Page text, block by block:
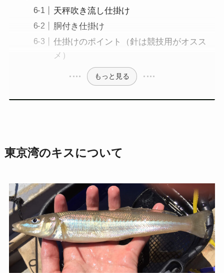
天秤吹き流し仕掛け
胴付き仕掛け
仕掛けのポイント（針は競技用がオスス
メ）
もっと見る
東京湾のキスについて